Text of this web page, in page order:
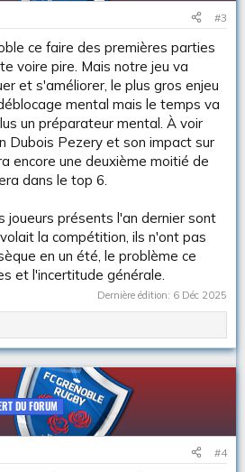
#3
ce faire des premières parties
voire pire. Mais notre jeu va
et s'améliorer, le plus gros enjeu
mental mais le temps va
un préparateur mental. À voir
Dubois Pezery et son impact sur
encore une deuxième moitié de
dans le top 6.
joueurs présents l'an dernier sont
la compétition, ils n'ont pas
en un été, le problème ce
et l'incertitude générale.
Dernière édition: 6 Déc 2025
DU FORUM
#4